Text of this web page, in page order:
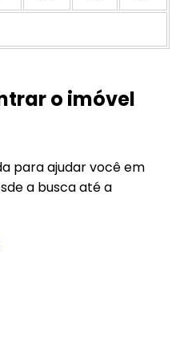
o imóvel
para ajudar você em
a busca até a